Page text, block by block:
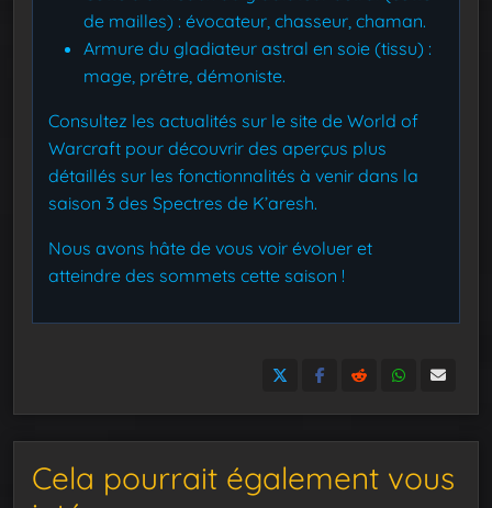
de mailles) : évocateur, chasseur, chaman.
Armure du gladiateur astral en soie (tissu) :
mage, prêtre, démoniste.
Consultez les actualités sur le site de World of
Warcraft pour découvrir des aperçus plus
détaillés sur les fonctionnalités à venir dans la
saison 3 des Spectres de K’aresh.
Nous avons hâte de vous voir évoluer et
atteindre des sommets cette saison !
Cela pourrait également vous